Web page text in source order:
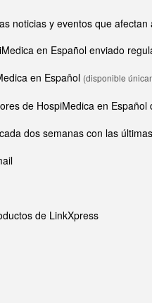
noticias y eventos que
en Español enviado
en Español (disponible
de HospiMedica en Español
dos semanas con las
de LinkXpress